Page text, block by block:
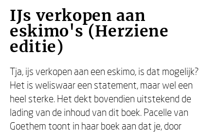
IJs verkopen aan
eskimo's (Herziene
editie)
Tja, ijs verkopen aan een eskimo, is dat mogelijk?
Het is weliswaar een statement, maar wel een
heel sterke. Het dekt bovendien uitstekend de
lading van de inhoud van dit boek. Pacelle van
Goethem toont in haar boek aan dat je, door